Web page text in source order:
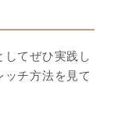
てぜひ実践し
チ方法を見て